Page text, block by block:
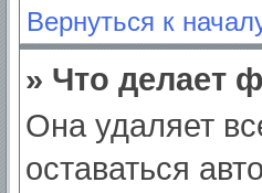
Вернуться к
» Что делает
Она удаляет
оставаться